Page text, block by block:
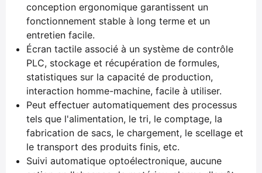
conception ergonomique garantissent un
fonctionnement stable à long terme et un
entretien facile.
Écran tactile associé à un système de contrôle
PLC, stockage et récupération de formules,
statistiques sur la capacité de production,
interaction homme-machine, facile à utiliser.
Peut effectuer automatiquement des processus
tels que l'alimentation, le tri, le comptage, la
fabrication de sacs, le chargement, le scellage et
le transport des produits finis, etc.
Suivi automatique optoélectronique, aucune